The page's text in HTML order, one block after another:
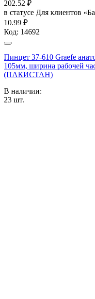
202.52 ₽
в статусе Для клиентов
10.99 ₽
Код: 14692
Пинцет 37-610 Graefe
105мм, ширина рабочей
(ПАКИСТАН)
В наличии:
23 шт.